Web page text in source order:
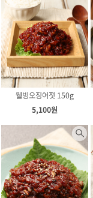
웰빙오징어젓 150g
5,100원